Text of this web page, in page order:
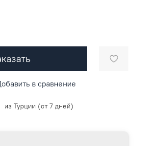
в сравнение
из Турции (от 7 дней)